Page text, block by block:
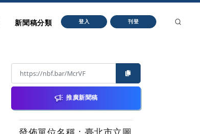
新聞稿分類 登入 刊登
推廣新聞稿